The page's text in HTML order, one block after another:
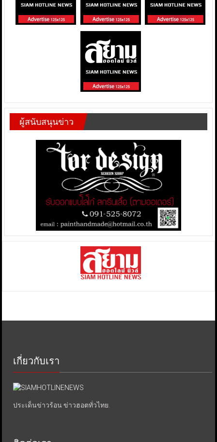
ผู้สนับสนุนข่าว
เกี่ยวกับเรา
ประเด็นข่าวร้อน ข่าวฮอตทั่วไทย.